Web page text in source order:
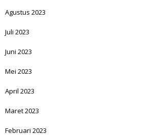
Agustus 2023
Juli 2023
Juni 2023
Mei 2023
April 2023
Maret 2023
Februari 2023